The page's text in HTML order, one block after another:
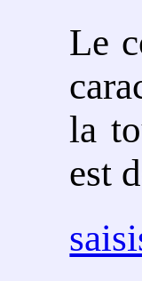
Le
la
est